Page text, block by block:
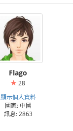
Flago
28
顯示個人資料
國家: 中國
訊息: 2863